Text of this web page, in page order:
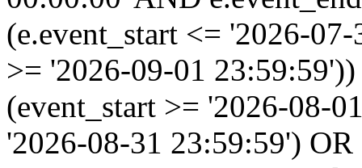
(e.event_start <= '2026-
>= '2026-09-01
(event_start >= '2026-08-
'2026-08-31 23:59:59')